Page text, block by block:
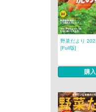
野菜だより
[Full版]
購入